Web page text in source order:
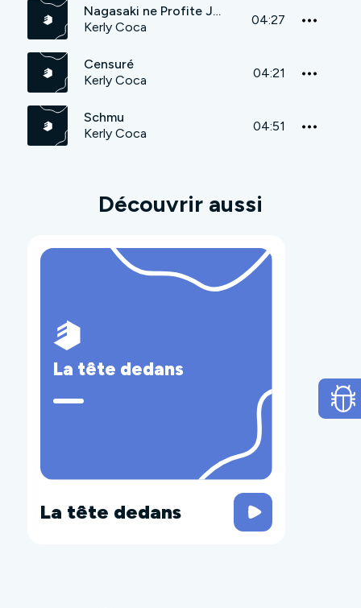
Nagasaki ne Profite Jamais
Kerly Coca
04:27
Censuré
Kerly Coca
04:21
Schmu
Kerly Coca
04:51
Découvrir aussi
La tête dedans
La tête dedans